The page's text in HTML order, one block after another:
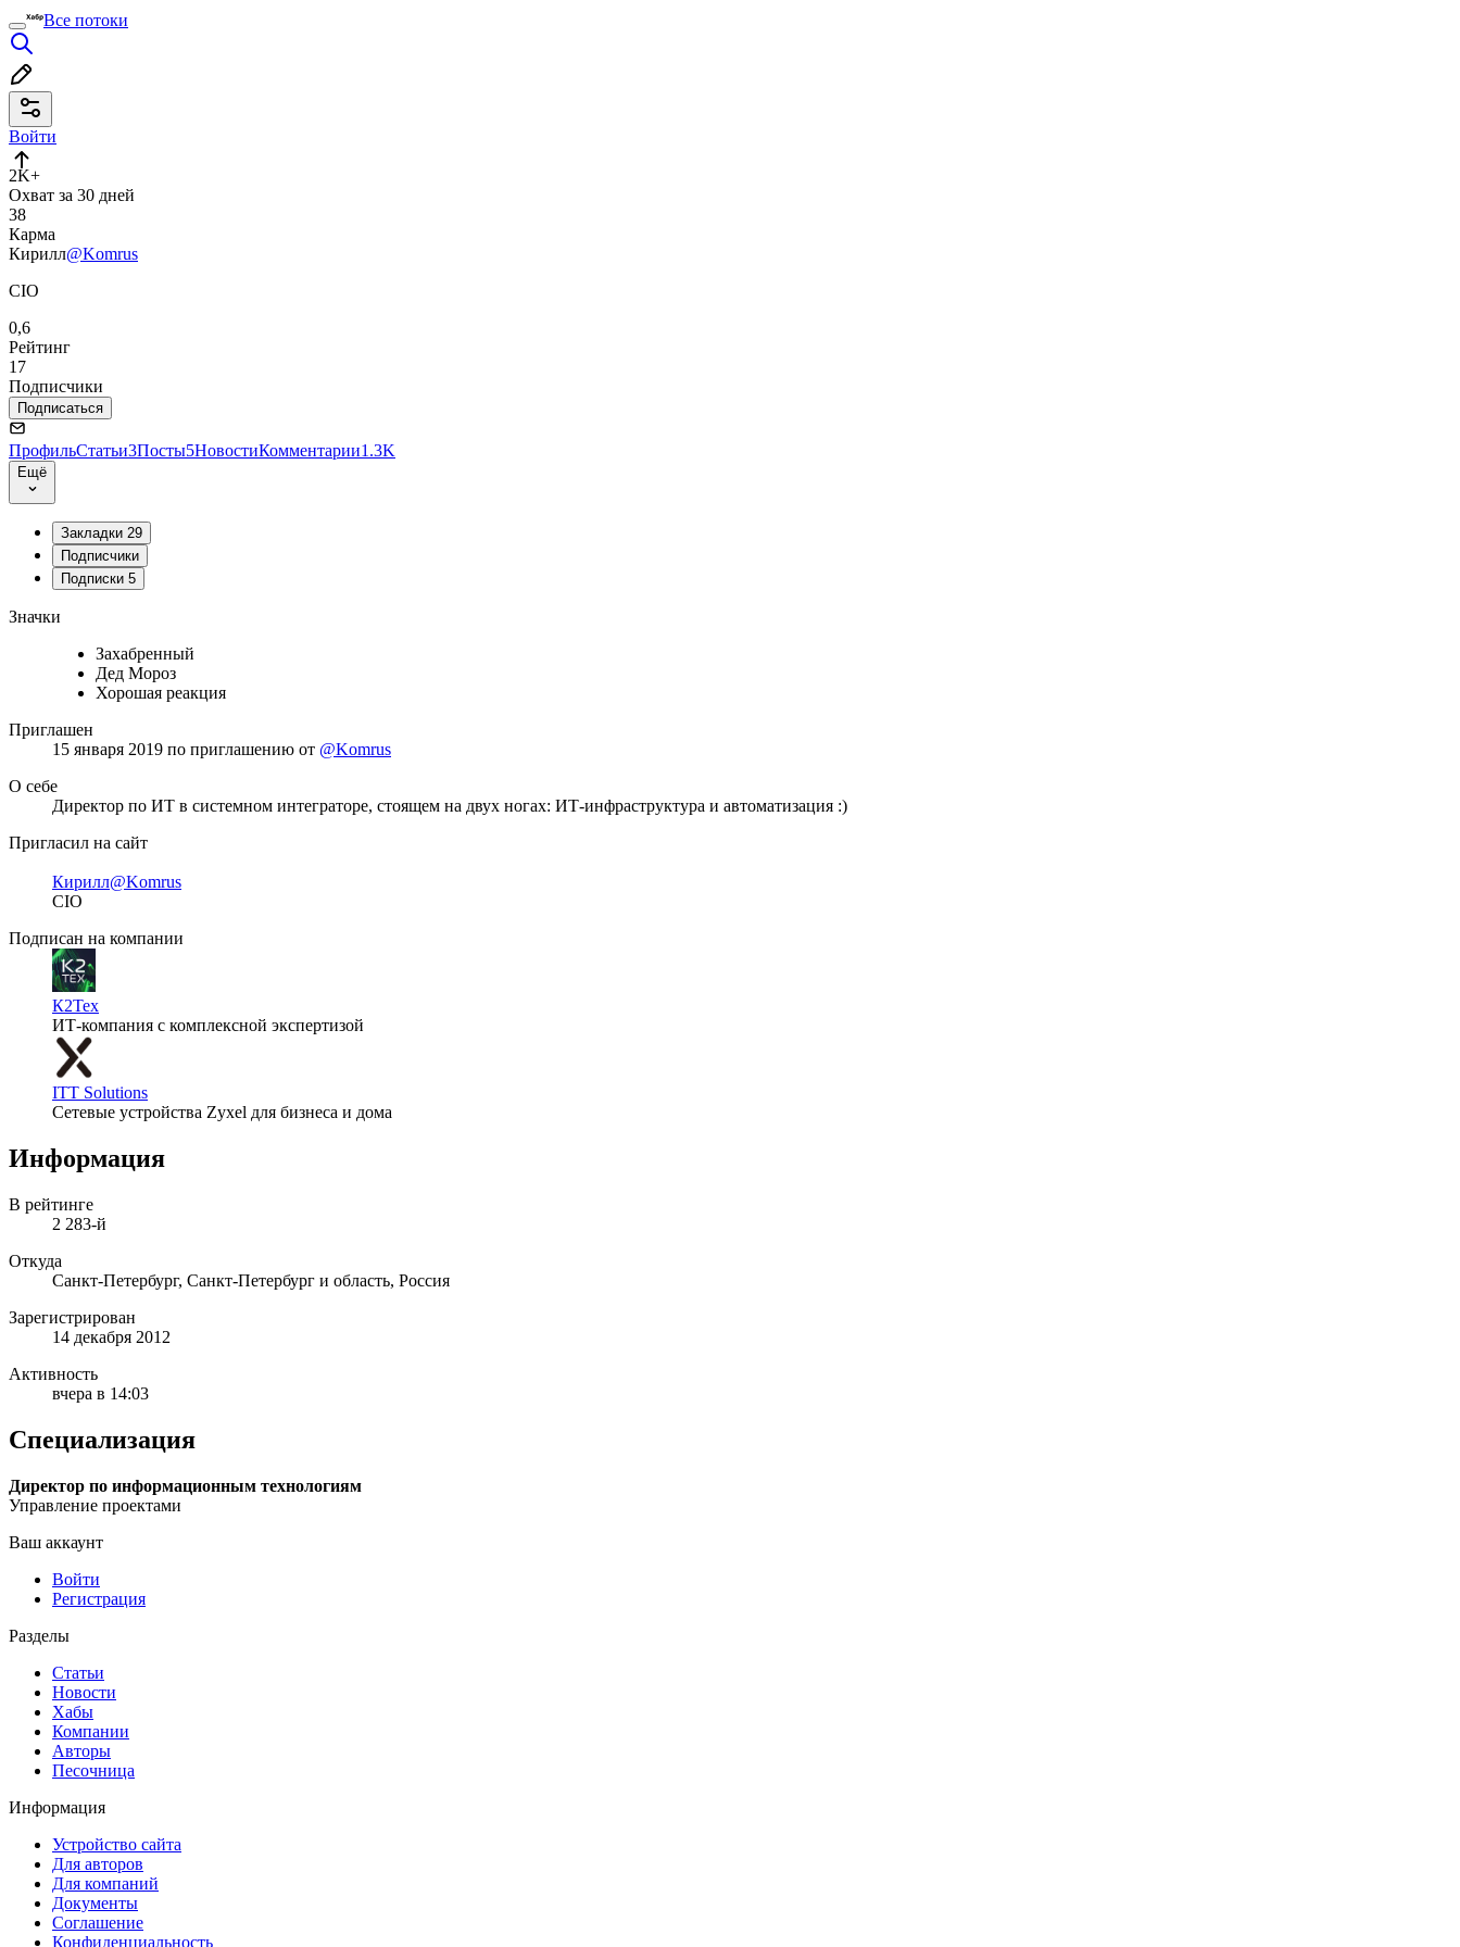
Все потоки
Войти
2K+
Охват за 30 дней
38
Карма
Кирилл@Komrus
CIO
0,6
Рейтинг
17
Подписчики
Подписаться
ПрофильСтатьи3Посты5НовостиКомментарии1.3K
Ещё
Закладки 29
Подписчики
Подписки 5
Значки
Захабренный
Дед Мороз
Хорошая реакция
Приглашен
15 января 2019 по приглашению от @Komrus
О себе
Директор по ИТ в системном интеграторе, стоящем на двух ногах: ИТ-инфраструктура и автоматизация :)
Пригласил на сайт
Кирилл@Komrus
CIO
Подписан на компании
К2Тех
ИТ-компания с комплексной экспертизой
ITT Solutions
Сетевые устройства Zyxel для бизнеса и дома
Информация
В рейтинге
2 283-й
Откуда
Санкт-Петербург, Санкт-Петербург и область, Россия
Зарегистрирован
14 декабря 2012
Активность
вчера в 14:03
Специализация
Директор по информационным технологиям
Управление проектами
Ваш аккаунт
Войти
Регистрация
Разделы
Статьи
Новости
Хабы
Компании
Авторы
Песочница
Информация
Устройство сайта
Для авторов
Для компаний
Документы
Соглашение
Конфиденциальность